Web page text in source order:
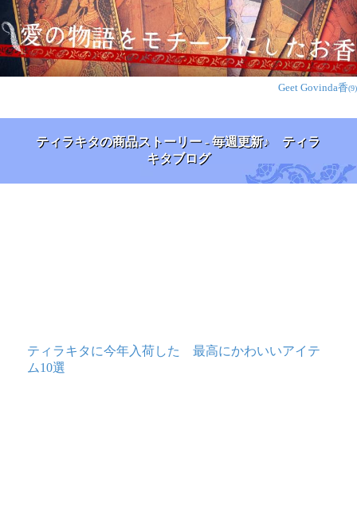
Geet Govinda香(9)
ティラキタの商品ストーリー - 毎週更新♪ ティラ
キタブログ
ティラキタに今年入荷した 最高にかわいいアイテ
ム10選